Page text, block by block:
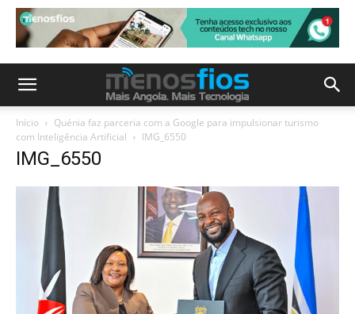
Início
Quénia faz parceria com a Google para impulsionar turismo
com Inteligência Artificial
IMG_6550
IMG_6550